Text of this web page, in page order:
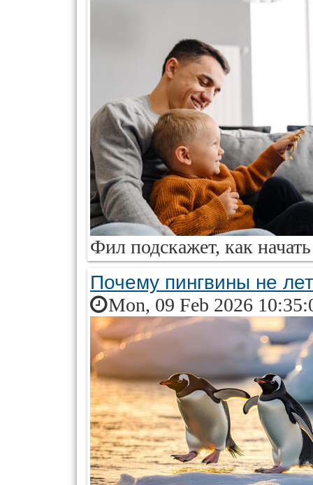
Фил подскажет, как
Почему пингвины не
Mon, 09 Feb 2026